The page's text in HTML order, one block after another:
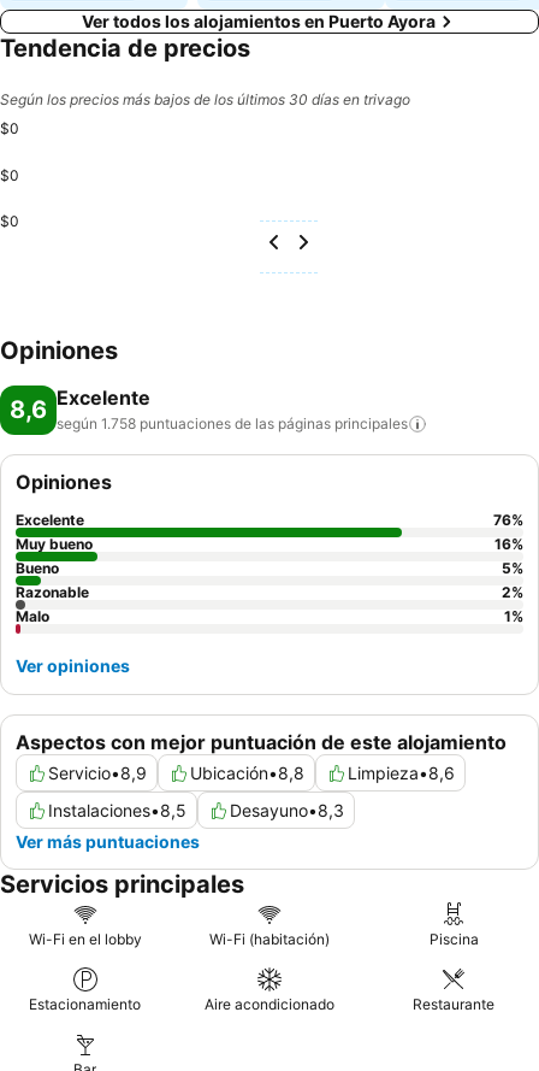
Ver todos los alojamientos en Puerto Ayora
Tendencia de precios
Según los precios más bajos de los últimos 30 días en trivago
$0
$0
$0
Opiniones
8,6 Excelente
según 1.758 puntuaciones de las páginas principales
Aspectos con mejor puntuación de este alojamiento
Servicio•8,9 Ubicación•8,8 Limpieza•8,6
Instalaciones•8,5 Desayuno•8,3
Ver más puntuaciones
Opiniones
Excelente 76%
Muy bueno
16%
Bueno
5%
Razonable
2%
Malo
1%
Ver opiniones
Servicios principales
Wi-Fi en el lobby Wi-Fi (habitación) Piscina
Estacionamiento Aire acondicionado Restaurante